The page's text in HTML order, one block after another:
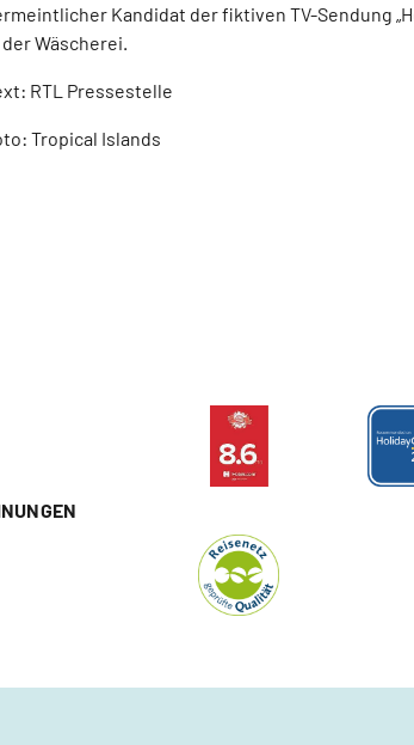
Kandidat der fiktiven TV-Sendung
Wäscherei.
RTL Pressestelle
Tropical Islands